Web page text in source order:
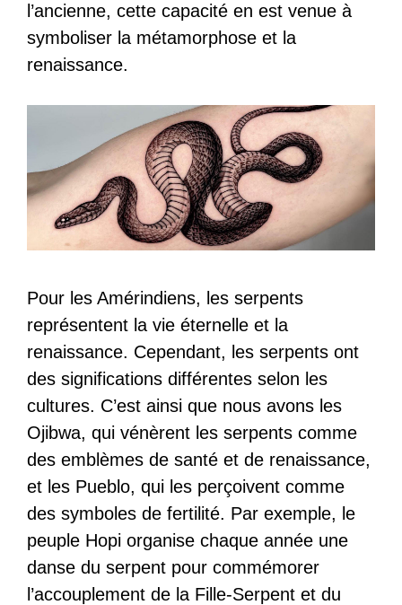
l’ancienne, cette capacité en est venue à
symboliser la métamorphose et la
renaissance.
Pour les Amérindiens, les serpents
représentent la vie éternelle et la
renaissance. Cependant, les serpents ont
des significations différentes selon les
cultures. C’est ainsi que nous avons les
Ojibwa, qui vénèrent les serpents comme
des emblèmes de santé et de renaissance,
et les Pueblo, qui les perçoivent comme
des symboles de fertilité. Par exemple, le
peuple Hopi organise chaque année une
danse du serpent pour commémorer
l’accouplement de la Fille-Serpent et du